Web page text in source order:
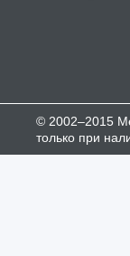
© 2002–2015
только при